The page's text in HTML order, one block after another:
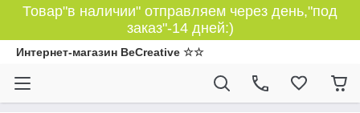
Товар"в наличии" отправляем через день,"под
заказ"-14 дней:)
Интернет-магазин BeCreative ☆☆